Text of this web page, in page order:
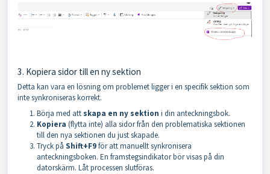
3. Kopiera sidor till en ny sektion
Detta kan vara en lösning om problemet ligger i en specifik sektion som
inte synkroniseras korrekt.
Börja med att skapa en ny sektion i din anteckningsbok.
Kopiera (flytta inte) alla sidor från den problematiska sektionen
till den nya sektionen du just skapade.
Tryck på Shift+F9för att manuellt synkronisera
anteckningsboken. En framstegsindikator bör visas på din
datorskärm. Låt processen slutföras.